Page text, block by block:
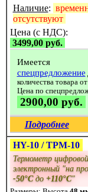
Наличие:
отсутствуют
Цена (с НДС):
3499,00 руб.
Имеется
спецпредложение
количества товара
Цена по
2900,00 руб.
Подробнее
HY-10 / TPM-10
Термометр цифровой
электронный "на
-50°Cдо +110°C"